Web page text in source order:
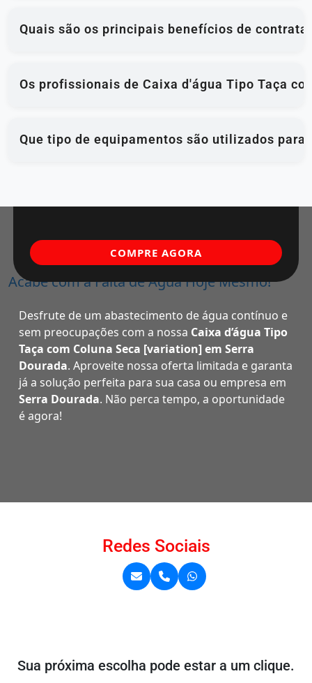
Quais são os principais benefícios de
Os profissionais de Caixa d'água Tipo Taça
Que tipo de equipamentos são utilizados para
Acabe com a Falta de Água Hoje Mesmo!
Desfrute de um abastecimento de água contínuo e
sem preocupações com a nossa Caixa d’água Tipo
Taça com Coluna Seca [variation] em Serra
Dourada. Aproveite nossa oferta limitada e garanta
já a solução perfeita para sua casa ou empresa em
Serra Dourada. Não perca tempo, a oportunidade
é agora!
COMPRE AGORA
Redes Sociais
Sua próxima escolha pode estar a um clique.